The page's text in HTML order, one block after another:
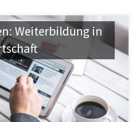
Weiterbildung in